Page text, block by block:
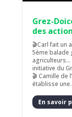
Grez-
des
🎬Carl fait un
5ème balade
agriculteurs…
initiative du
🎬 Camille de
établisse
En savoir